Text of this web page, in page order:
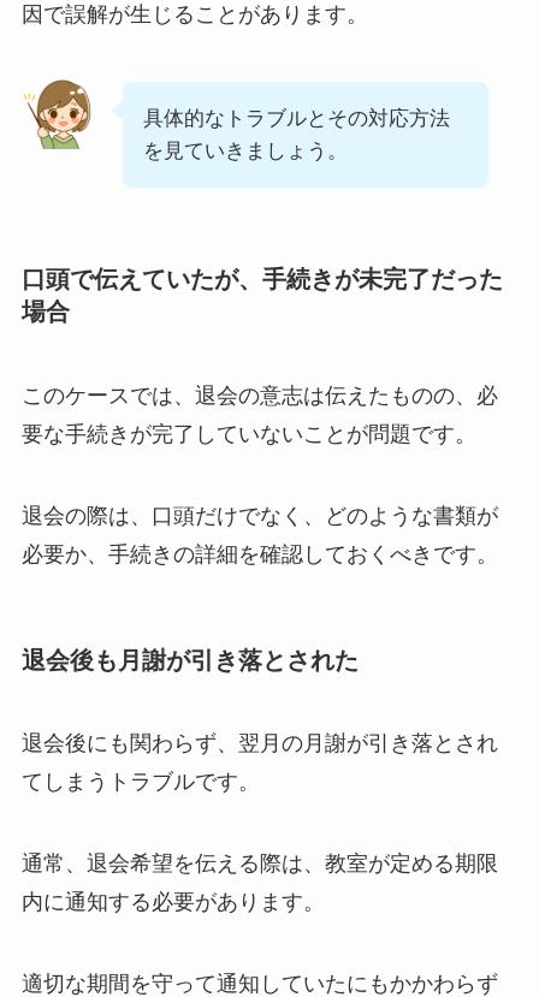
因で誤解が生じることがあります。
具体的なトラブルとその対応方法
を見ていきましょう。
口頭で伝えていたが、手続きが未完了だった
場合
このケースでは、退会の意志は伝えたものの、必
要な手続きが完了していないことが問題です。
退会の際は、口頭だけでなく、どのような書類が
必要か、手続きの詳細を確認しておくべきです。
退会後も月謝が引き落とされた
退会後にも関わらず、翌月の月謝が引き落とされ
てしまうトラブルです。
通常、退会希望を伝える際は、教室が定める期限
内に通知する必要があります。
適切な期間を守って通知していたにもかかわらず